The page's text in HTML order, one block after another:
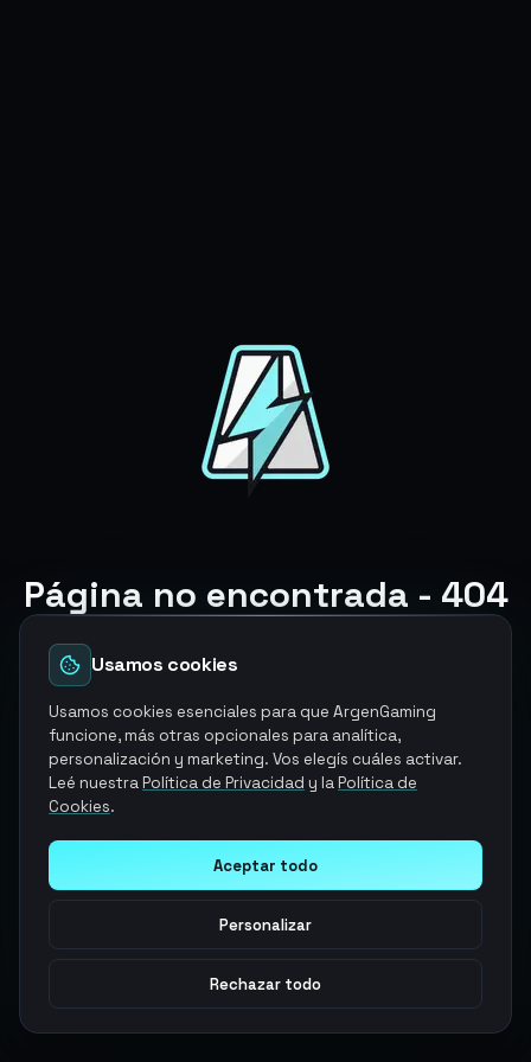
Página no encontrada - 404
esta disponible
Volver a la página de inicio
Explorar otros servicios
Usamos cookies
Usamos cookies esenciales para que ArgenGaming
funcione, más otras opcionales para analítica,
personalización y marketing. Vos elegís cuáles activar.
Leé nuestraPolítica de Privacidad y laPolítica de
Cookies.
Aceptar todo
Personalizar
Rechazar todo